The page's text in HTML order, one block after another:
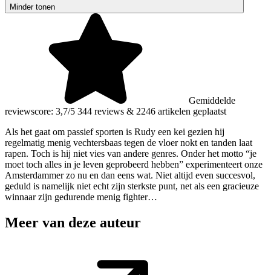
Minder tonen
Gemiddelde
reviewscore: 3,7/5 344 reviews & 2246 artikelen geplaatst
Als het gaat om passief sporten is Rudy een kei gezien hij
regelmatig menig vechtersbaas tegen de vloer nokt en tanden laat
rapen. Toch is hij niet vies van andere genres. Onder het motto “je
moet toch alles in je leven geprobeerd hebben” experimenteert onze
Amsterdammer zo nu en dan eens wat. Niet altijd even succesvol,
geduld is namelijk niet echt zijn sterkste punt, net als een gracieuze
winnaar zijn gedurende menig fighter…
Meer van deze auteur